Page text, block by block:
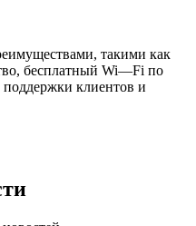
, такими как
, бесплатный Wi—Fi по
поддержки клиентов и